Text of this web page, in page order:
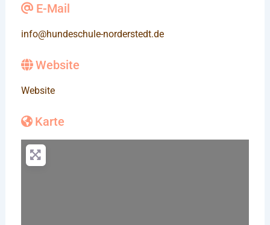
E-Mail
info@hundeschule-norderstedt.de
Website
Website
Karte